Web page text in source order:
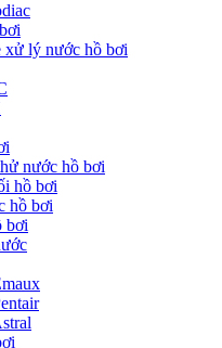
xử lý nước hồ bơi
nước hồ bơi
hồ bơi
hồ bơi
bơi